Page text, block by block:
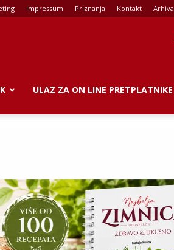
Impressum Priznanja Kontakt Arhiva
ULAZ ZA ON LINE PRETPLATNIKE